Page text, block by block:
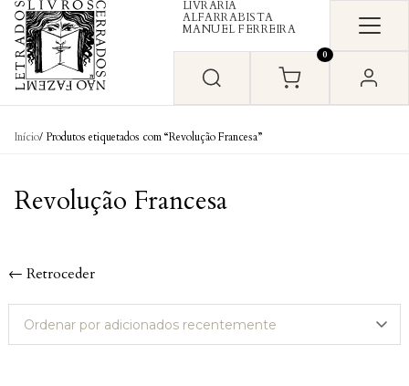
Skip to content
LIVRARIA
ALFARRABISTA
MANUEL FERREIRA
0
Início/ Produtos etiquetados com “Revolução Francesa”
Revolução Francesa
← Retroceder